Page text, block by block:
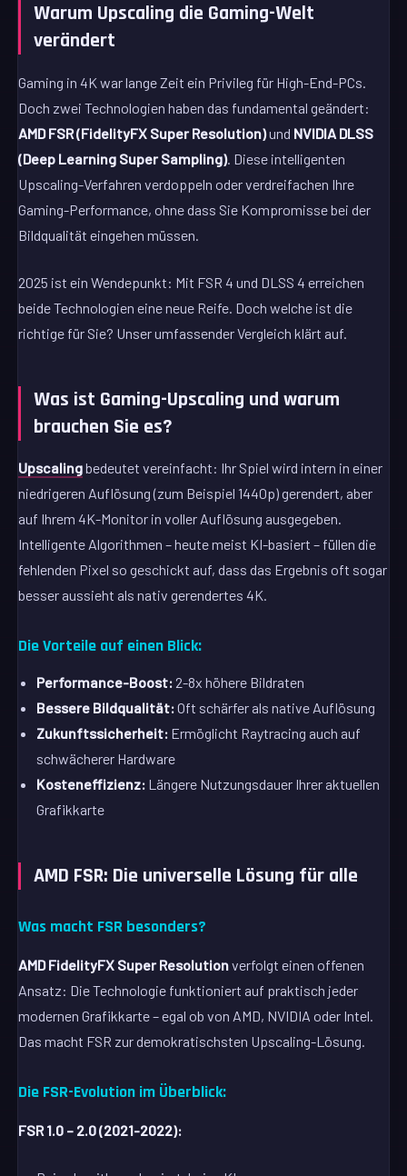
Warum Upscaling die Gaming-Welt
verändert
Gaming in 4K war lange Zeit ein Privileg für High-End-PCs.
Doch zwei Technologien haben das fundamental geändert:
AMD FSR (FidelityFX Super Resolution)und NVIDIA DLSS
(Deep Learning Super Sampling). Diese intelligenten
Upscaling-Verfahren verdoppeln oder verdreifachen Ihre
Gaming-Performance, ohne dass Sie Kompromisse bei der
Bildqualität eingehen müssen.
2025 ist ein Wendepunkt: Mit FSR 4 und DLSS 4 erreichen
beide Technologien eine neue Reife. Doch welche ist die
richtige für Sie? Unser umfassender Vergleich klärt auf.
Was ist Gaming-Upscaling und warum
brauchen Sie es?
Upscalingbedeutet vereinfacht: Ihr Spiel wird intern in einer
niedrigeren Auflösung (zum Beispiel 1440p) gerendert, aber
auf Ihrem 4K-Monitor in voller Auflösung ausgegeben.
Intelligente Algorithmen – heute meist KI-basiert – füllen die
fehlenden Pixel so geschickt auf, dass das Ergebnis oft sogar
besser aussieht als nativ gerendertes 4K.
Die Vorteile auf einen Blick:
Performance-Boost: 2-8x höhere Bildraten
Bessere Bildqualität:Oft schärfer als native Auflösung
Zukunftssicherheit: Ermöglicht Raytracing auch auf
schwächerer Hardware
Kosteneffizienz: Längere Nutzungsdauer Ihrer aktuellen
Grafikkarte
AMD FSR: Die universelle Lösung für alle
Was macht FSR besonders?
AMD FidelityFX Super Resolutionverfolgt einen offenen
Ansatz: Die Technologie funktioniert auf praktisch jeder
modernen Grafikkarte – egal ob von AMD, NVIDIA oder Intel.
Das macht FSR zur demokratischsten Upscaling-Lösung.
Die FSR-Evolution im Überblick:
FSR 1.0 – 2.0 (2021-2022):